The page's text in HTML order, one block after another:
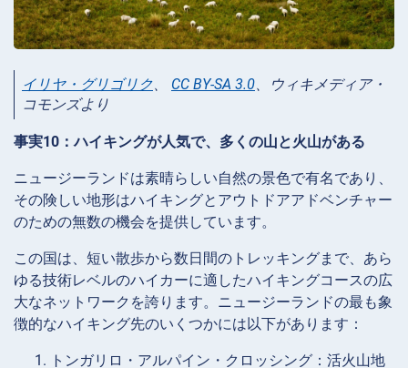
イリヤ・グリゴリク、 CC BY-SA 3.0、ウィキメディア・
コモンズより
事実10：ハイキングが人気で、多くの山と火山がある
ニュージーランドは素晴らしい自然の景色で有名であり、
その険しい地形はハイキングとアウトドアアドベンチャー
のための無数の機会を提供しています。
この国は、短い散歩から数日間のトレッキングまで、あら
ゆる技術レベルのハイカーに適したハイキングコースの広
大なネットワークを誇ります。ニュージーランドの最も象
徴的なハイキング先のいくつかには以下があります：
トンガリロ・アルパイン・クロッシング：活火山地